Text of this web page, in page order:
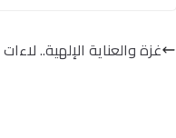
غزة والعناية الإلهية..